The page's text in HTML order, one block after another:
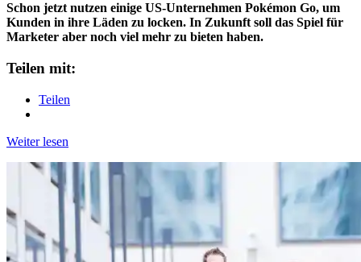
Schon jetzt nutzen einige US-Unternehmen Pokémon Go, um
Kunden in ihre Läden zu locken. In Zukunft soll das Spiel für
Marketer aber noch viel mehr zu bieten haben.
Teilen mit:
Teilen
Weiter lesen